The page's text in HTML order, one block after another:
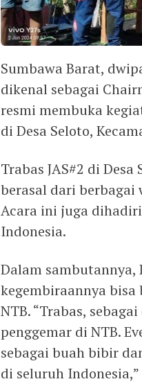
Sumbawa Barat,
dikenal sebagai
resmi membuka
di Desa Seloto,
Trabas JAS#2 di
berasal dari berbagai
Acara ini juga
Indonesia.
Dalam sambutannya,
kegembiraannya
NTB. “Trabas,
penggemar di NTB.
sebagai buah bibir
di seluruh